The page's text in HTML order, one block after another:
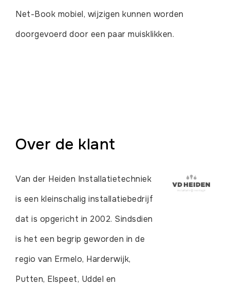
Net-Book mobiel, wijzigen kunnen worden
doorgevoerd door een paar muisklikken.
Over de klant
Van der Heiden Installatietechniek
is een kleinschalig installatiebedrijf
dat is opgericht in 2002. Sindsdien
is het een begrip geworden in de
regio van Ermelo, Harderwijk,
Putten, Elspeet, Uddel en